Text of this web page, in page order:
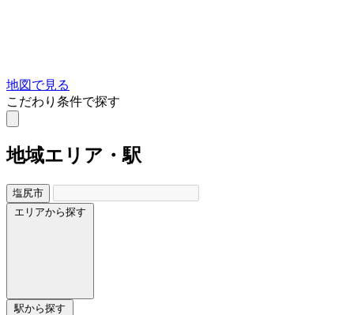
地図で見る
こだわり条件で探す
地域エリア・駅
塩尻市
エリアから探す
駅から探す